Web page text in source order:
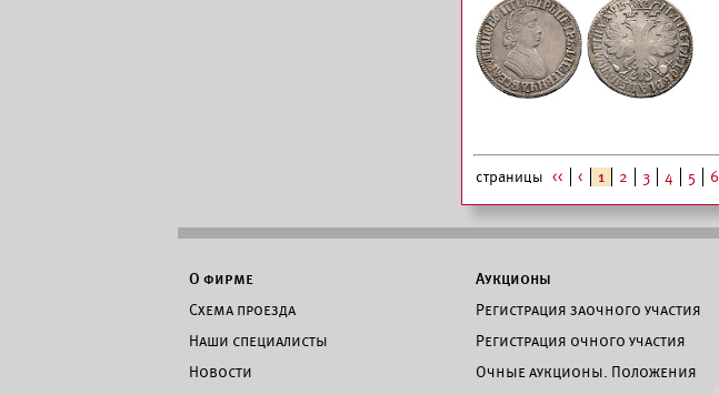
страницы << < 1 2 3 4 5 6
О фирме
Схема проезда
Наши специалисты
Новости
Аукционы
Регистрация заочного участия
Регистрация очного участия
Очные аукционы. Положения